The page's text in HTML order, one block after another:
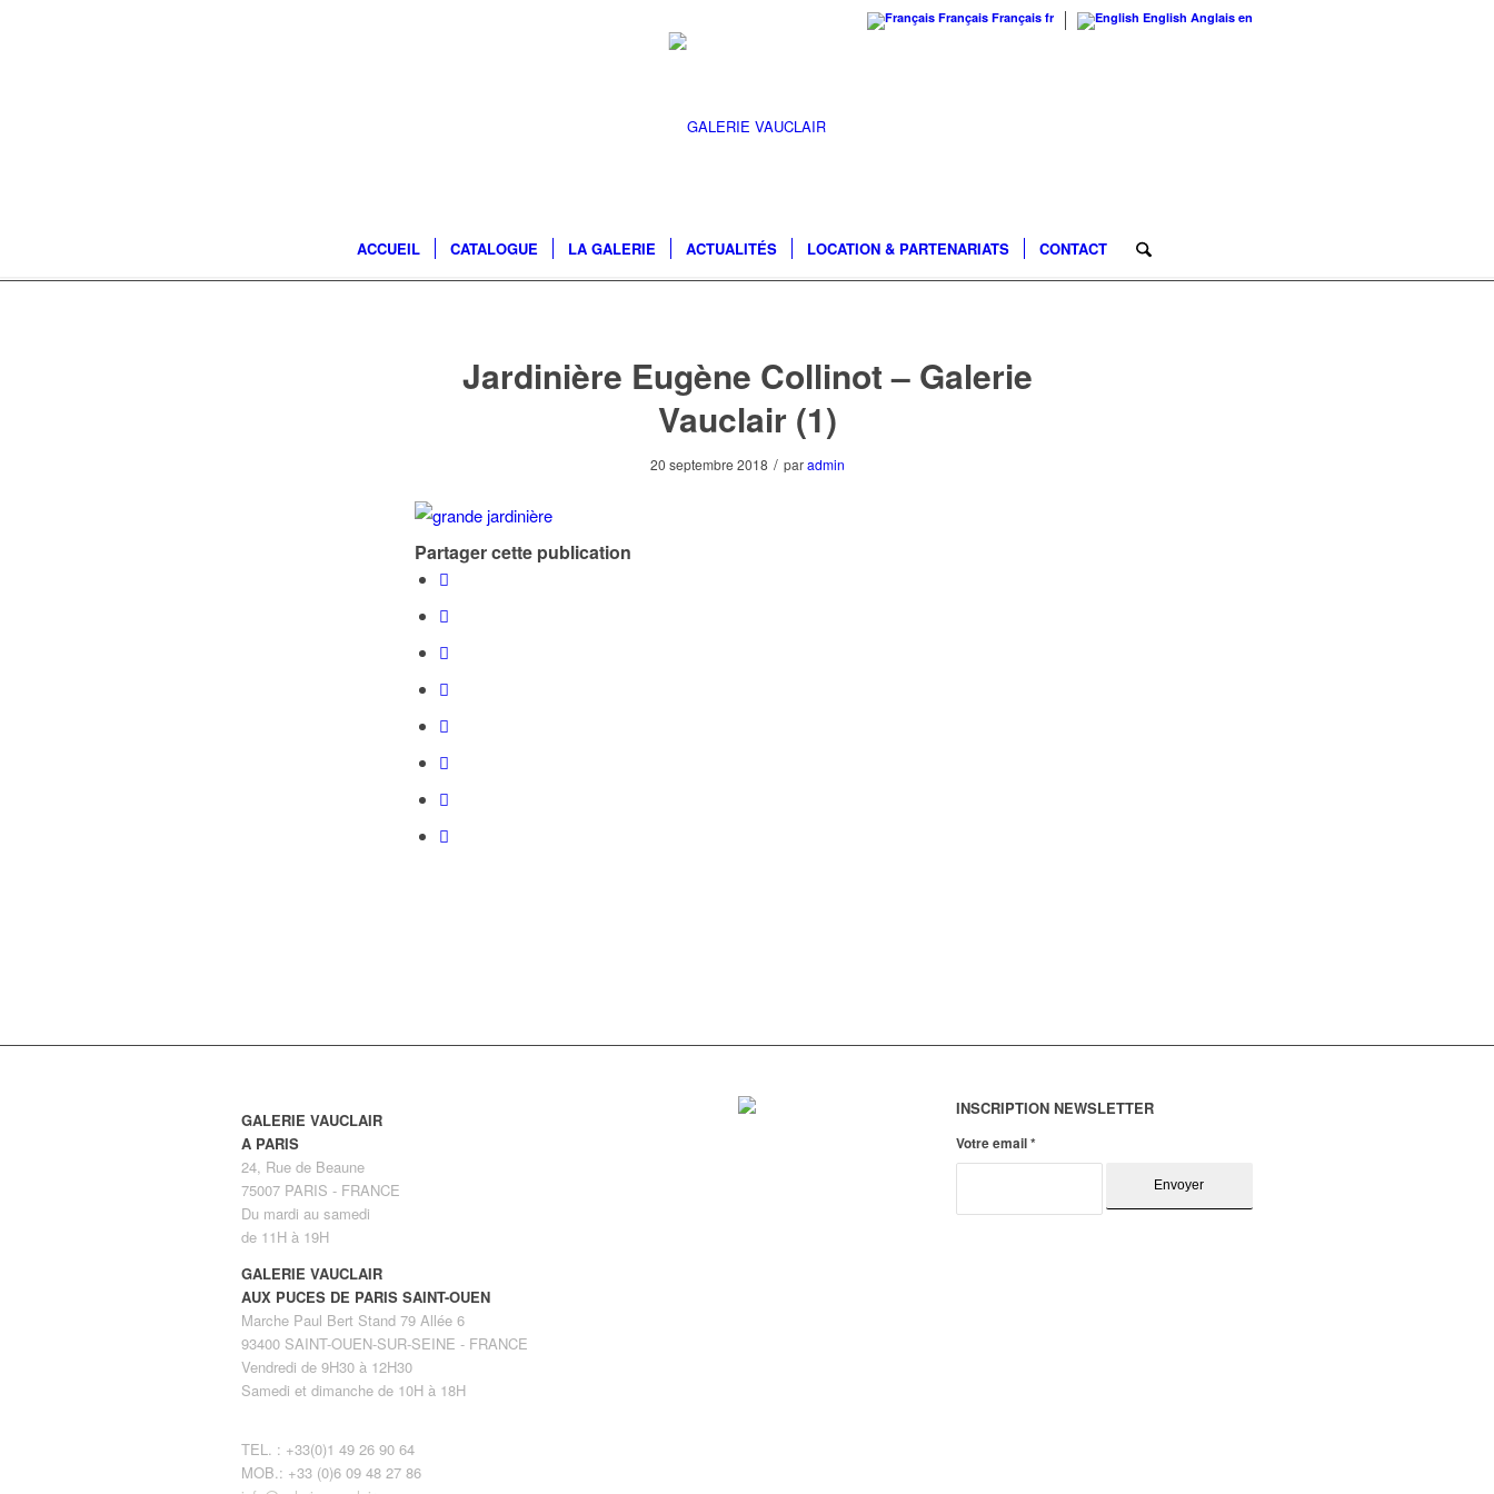
Français Français fr English Anglais en
ACCUEIL CATALOGUE LA GALERIE ACTUALITÉS LOCATION & PARTENARIATS CONTACT
Jardinière Eugène Collinot – Galerie
Vauclair (1)
20 septembre 2018 / paradmin
Partager cette publication
GALERIE VAUCLAIR
A PARIS
24, Rue de Beaune
75007 PARIS - FRANCE
Du mardi au samedi
de 11H à 19H
GALERIE VAUCLAIR
AUX PUCES DE PARIS SAINT-OUEN
Marche Paul Bert Stand 79 Allée 6
93400 SAINT-OUEN-SUR-SEINE - FRANCE
Vendredi de 9H30 à 12H30
Samedi et dimanche de 10H à 18H
TEL. : +33(0)1 49 26 90 64
MOB.: +33 (0)6 09 48 27 86
INSCRIPTION NEWSLETTER
Votre email*